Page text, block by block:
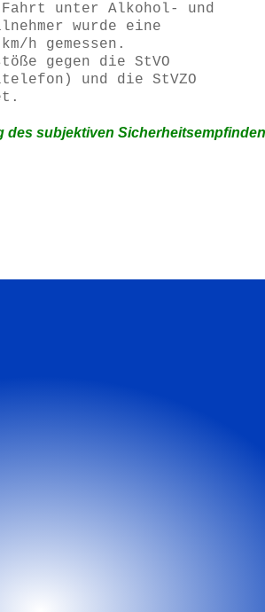
unter Alkohol- und
wurde eine
h gemessen.
gegen die StVO
und die StVZO
subjektiven